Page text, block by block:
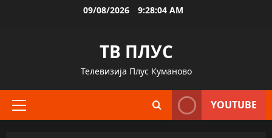
09/08/2026 9:28:04 AM
ТВ ПЛУС
Телевизија Плус Куманово
Primary
YOUTUBE